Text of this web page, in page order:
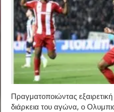
Πραγματοποιώντας
διάρκεια του αγώνα, ο